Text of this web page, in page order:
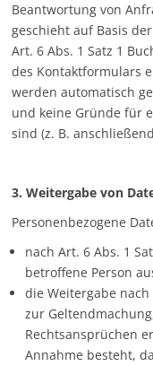
Beantwortung von
geschieht auf Basis
Art. 6 Abs. 1 Satz 1
des Kontaktformulars
werden automatisch
und keine Gründe für
sind (z. B.
3. Weitergabe von
Personenbezogene
nach Art. 6 Abs. 1
betroffene Person
die Weitergabe nach
zur
Rechtsansprüchen
Annahme besteht,